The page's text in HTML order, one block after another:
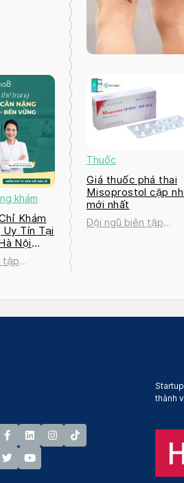
khám
Khám
Tín Tại
Nội
tập
Thuốc
Giá thuốc phá thai
Misoprostol cập
mới nhất
Đội ngũ biên tập
thành